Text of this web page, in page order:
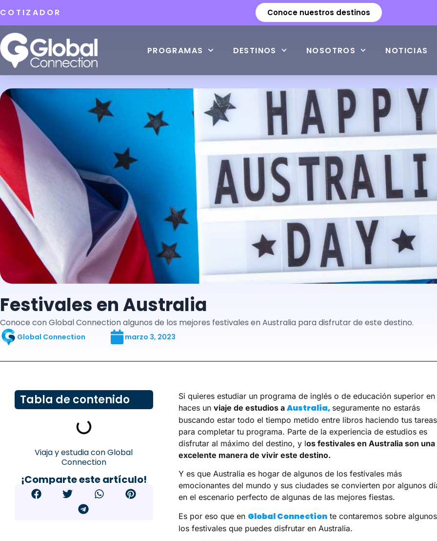
COTIZADOR Conoce nuestros destinos
PROGRAMAS DESTINOS NOSOTROS NOTICIAS
Festivales en Australia
Conoce con Global Connection algunos de los mejores festivales en Australia para disfrutar de este destino.
Global Connection marzo 3, 2023
Tabla de contenido
Viaja y estudia con Global
Connection
¡Comparte este artículo!
Si quieres estudiar un programa de inglés o de educación superior en
haces un viaje de estudios a Australia, seguramente no estarás
buscando estar todo el tiempo metido entre libros haciendo tus tareas
para completar tu programa. Parte de la experiencia de estudios es
disfrutar al máximo del destino, y los festivales en Australia son una
excelente manera de vivir este destino.
Y es que Australia es hogar de algunos de los festivales más
emocionantes del mundo y sus ciudades se convierten por algunos
en el escenario perfecto de algunas de las mejores fiestas.
Es por eso que en Global Connectionte contaremos sobre
los festivales que puedes disfrutar en Australia.